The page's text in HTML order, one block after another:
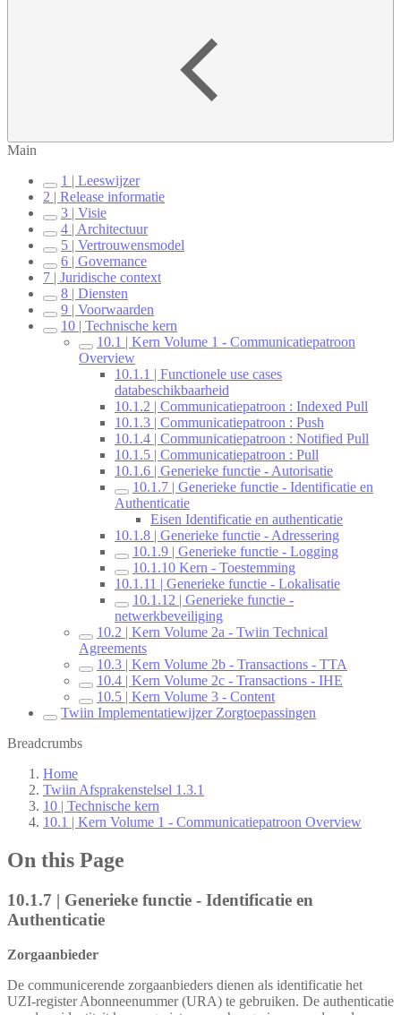
Main
1 | Leeswijzer
2 | Release informatie
3 | Visie
4 | Architectuur
5 | Vertrouwensmodel
6 | Governance
7 | Juridische context
8 | Diensten
9 | Voorwaarden
10 | Technische kern
10.1 | Kern Volume 1 - Communicatiepatroon
Overview
10.1.1 | Functionele use cases
databeschikbaarheid
10.1.2 | Communicatiepatroon : Indexed Pull
10.1.3 | Communicatiepatroon : Push
10.1.4 | Communicatiepatroon : Notified Pull
10.1.5 | Communicatiepatroon : Pull
10.1.6 | Generieke functie - Autorisatie
10.1.7 | Generieke functie - Identificatie en
Authenticatie
Eisen Identificatie en authenticatie
10.1.8 | Generieke functie - Adressering
10.1.9 | Generieke functie - Logging
10.1.10 Kern - Toestemming
10.1.11 | Generieke functie - Lokalisatie
10.1.12 | Generieke functie -
netwerkbeveiliging
10.2 | Kern Volume 2a - Twiin Technical
Agreements
10.3 | Kern Volume 2b - Transactions - TTA
10.4 | Kern Volume 2c - Transactions - IHE
10.5 | Kern Volume 3 - Content
Twiin Implementatiewijzer Zorgtoepassingen
Breadcrumbs
Home
Twiin Afsprakenstelsel 1.3.1
10 | Technische kern
10.1 | Kern Volume 1 - Communicatiepatroon Overview
On this Page
10.1.7 | Generieke functie - Identificatie en
Authenticatie
Zorgaanbieder
De communicerende zorgaanbieders dienen als identificatie het
UZI-register Abonneenummer (URA) te gebruiken. De authenticatie